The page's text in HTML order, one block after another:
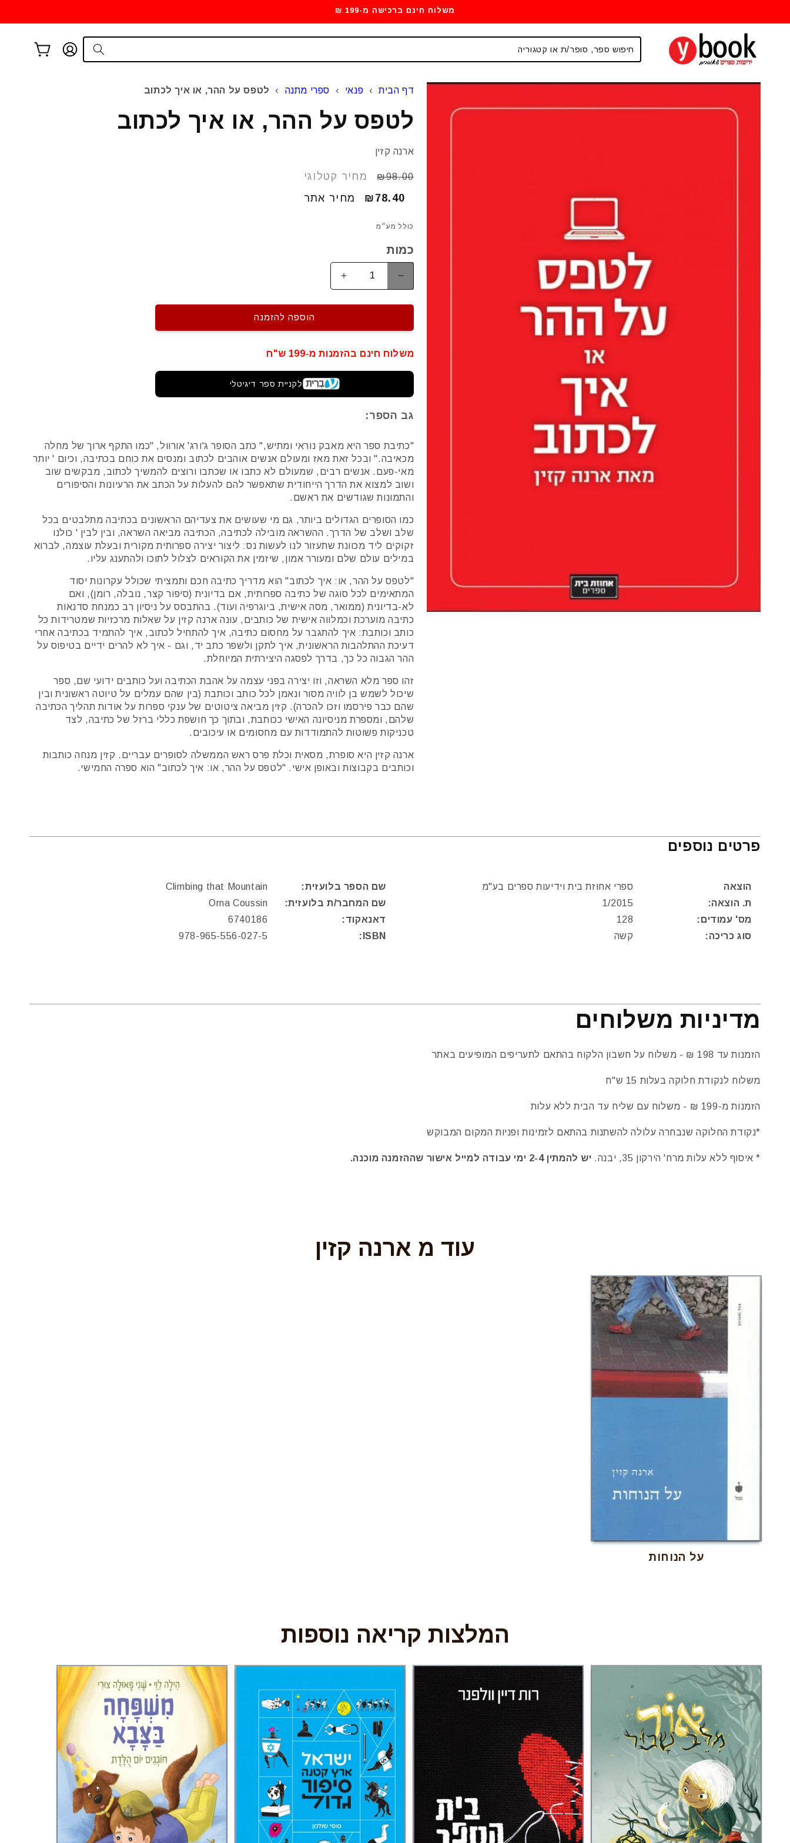
משלוח חינם ברכישה מ-199 ₪
התחברות
עגלת
קניות
דילוג
מוצר
דף הבית › פנאי › ספרי מתנה › לטפס על ההר, או איך לכתוב
לטפס על ההר, או איך לכתוב
ארנה קזין
מחיר קטלוגי
מחיר
רגיל
₪98.00
מחיר אתר
מחיר
₪78.40
כולל מע״מ
כמות
הפחתת
כמות
עבור
על
או
הגדלת
כמות
עבור
על
או
לכתוב
הוספה להזמנה
משלוח חינם בהזמנות מ-199 ש"ח
לקניית ספר דיגיטלי
גב הספר:
"כתיבת ספר היא מאבק נוראי ומתיש," כתב הסופר ג'ורג' אורוול, "כמו התקף ארוך של מחלה
מכאיבה." ובכל זאת מאז ומעולם אנשים אוהבים לכתוב ומנסים את כוחם בכתיבה, וכיום ' יותר
מאי-פעם. אנשים רבים, שמעולם לא כתבו או שכתבו ורוצים להמשיך לכתוב, מבקשים שוב
ושוב למצוא את הדרך הייחודית שתאפשר להם להעלות על הכתב את הרעיונות והסיפורים
והתמונות שגודשים את ראשם.
כמו הסופרים הגדולים ביותר, גם מי שעושים את צעדיהם הראשונים בכתיבה מתלבטים בכל
שלב ושלב של הדרך. ההשראה מובילה לכתיבה, הכתיבה מביאה השראה, ובין לבין ' כולנו
זקוקים ליד מכוונת שתעזור לנו לעשות נס: ליצור יצירה ספרותית מקורית ובעלת עוצמה, לברוא
במילים עולם שלם ומעורר אמון, שיזמין את הקוראים לצלול לתוכו ולהתענג עליו.
"לטפס על ההר, או: איך לכתוב" הוא מדריך כתיבה חכם ותמציתי שכולל עקרונות יסוד
המתאימים לכל סוגה של כתיבה ספרותית, אם בדיונית (סיפור קצר, נובלה, רומן), ואם
לא-בדיונית (ממואר, מסה אישית, ביוגרפיה ועוד). בהתבסס על ניסיון רב כמנחת סדנאות
כתיבה מוערכת וכמלווה אישית של כותבים, עונה ארנה קזין על שאלות מרכזיות שמטרידות כל
כותב וכותבת: איך להתגבר על מחסום כתיבה, איך להתחיל לכתוב, איך להתמיד בכתיבה אחרי
דעיכת ההתלהבות הראשונית, איך לתקן ולשפר כתב יד, וגם - איך לא להרים ידיים בטיפוס על
ההר הגבוה כל כך, בדרך לפסגה היצירתית המיוחלת.
זהו ספר מלא השראה, וזו יצירה בפני עצמה על אהבת הכתיבה ועל כותבים ידועי שם, ספר
שיכול לשמש בן לוויה מסור ונאמן לכל כותב וכותבת (בין שהם עמלים על טיוטה ראשונית ובין
שהם כבר פירסמו וזכו להכרה). קזין מביאה ציטוטים של ענקי ספרות על אודות תהליך הכתיבה
שלהם, ומספרת מניסיונה האישי ככותבת, ובתוך כך חושפת כללי ברזל של כתיבה, לצד
טכניקות פשוטות להתמודדות עם מחסומים או עיכובים.
ארנה קזין היא סופרת, מסאית וכלת פרס ראש הממשלה לסופרים עבריים. קזין מנחה כותבות
וכותבים בקבוצות ובאופן אישי. "לטפס על ההר, או: איך לכתוב" הוא ספרה החמישי.
פרטים נוספים
הוצאה
ספרי אחוזת בית וידיעות ספרים בע"מ
ת. הוצאה:
1/2015
מס' עמודים:
128
סוג כריכה:
קשה
שם הספר בלועזית:
Climbing that Mountain
שם המחבר/ת בלועזית:
Orna Coussin
דאנאקוד:
6740186
ISBN:
978-965-556-027-5
מדיניות משלוחים
הזמנות עד 198 ₪ - משלוח על חשבון הלקוח בהתאם לתעריפים המופיעים באתר
משלוח לנקודת חלוקה בעלות 15 ש"ח
הזמנות מ-199 ₪ - משלוח עם שליח עד הבית ללא עלות
*נקודת החלוקה שנבחרה עלולה להשתנות בהתאם לזמינות ופניות המקום המבוקש
* איסוף ללא עלות מרח' הירקון 35, יבנה. יש להמתין 2-4 ימי עבודה למייל אישור שההזמנה מוכנה.
עוד מ ארנה קזין
על הנוחות
המלצות קריאה נוספות